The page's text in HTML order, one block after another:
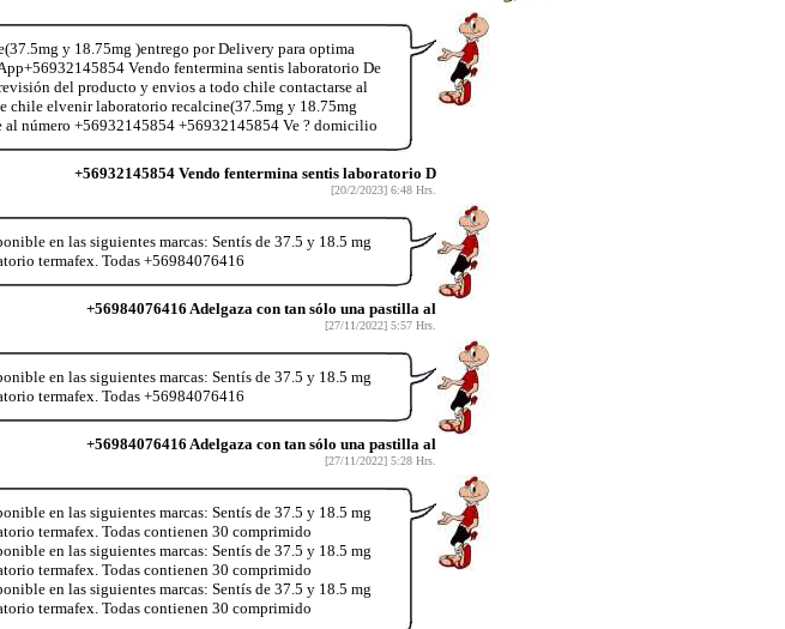
y 18.75mg )entrego por Delivery para optima
Vendo fentermina sentis laboratorio De
del producto y envios a todo chile contactarse al
chile elvenir laboratorio recalcine(37.5mg y 18.75mg
número +56932145854 +56932145854 Ve ? domicilio
+56932145854 Vendo fentermina sentis laboratorio D
[20/2/2023] 6:48 Hrs.
en las siguientes marcas: Sentís de 37.5 y 18.5 mg
termafex. Todas +56984076416
+56984076416 Adelgaza con tan sólo una pastilla al
[27/11/2022] 5:57 Hrs.
en las siguientes marcas: Sentís de 37.5 y 18.5 mg
termafex. Todas +56984076416
+56984076416 Adelgaza con tan sólo una pastilla al
[27/11/2022] 5:28 Hrs.
en las siguientes marcas: Sentís de 37.5 y 18.5 mg
termafex. Todas contienen 30 comprimido
en las siguientes marcas: Sentís de 37.5 y 18.5 mg
termafex. Todas contienen 30 comprimido
en las siguientes marcas: Sentís de 37.5 y 18.5 mg
termafex. Todas contienen 30 comprimido